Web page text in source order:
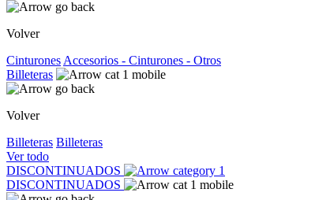
Volver
Cinturones Accesorios - Cinturones - Otros
Billeteras
Volver
Billeteras Billeteras
Ver todo
DISCONTINUADOS
DISCONTINUADOS